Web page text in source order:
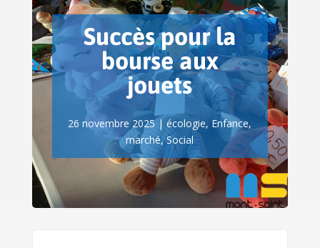
Succès pour la
bourse aux
jouets
26 novembre 2025|écologie, Enfance,
marché,Social